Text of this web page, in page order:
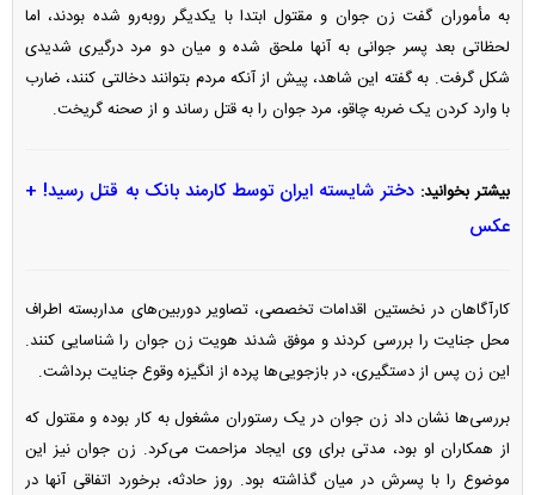
به مأموران گفت زن جوان و مقتول ابتدا با یکدیگر روبه‌رو شده بودند، اما
لحظاتی بعد پسر جوانی به آنها ملحق شده و میان دو مرد درگیری شدیدی
شکل گرفت. به گفته این شاهد، پیش از آنکه مردم بتوانند دخالتی کنند، ضارب
با وارد کردن یک ضربه چاقو، مرد جوان را به قتل رساند و از صحنه گریخت.
بیشتر بخوانید:دختر شایسته ایران توسط کارمند بانک به قتل رسید! +
عکس
کارآگاهان در نخستین اقدامات تخصصی، تصاویر دوربین‌های مداربسته اطراف
محل جنایت را بررسی کردند و موفق شدند هویت زن جوان را شناسایی کنند.
این زن پس از دستگیری، در بازجویی‌ها پرده از انگیزه وقوع جنایت برداشت.
بررسی‌ها نشان داد زن جوان در یک رستوران مشغول به کار بوده و مقتول که
از همکاران او بود، مدتی برای وی ایجاد مزاحمت می‌کرد. زن جوان نیز این
موضوع را با پسرش در میان گذاشته بود. روز حادثه، برخورد اتفاقی آنها در